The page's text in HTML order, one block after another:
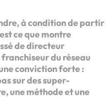
à condition de partir
ce que montre
de directeur
du réseau
conviction forte :
sur des super-
une méthode et une